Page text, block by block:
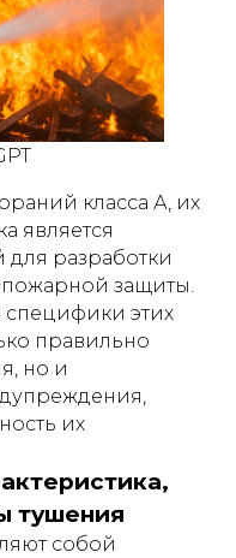
класса А, их
является
разработки
защиты.
этих
правильно
но и
их
тушения
собой